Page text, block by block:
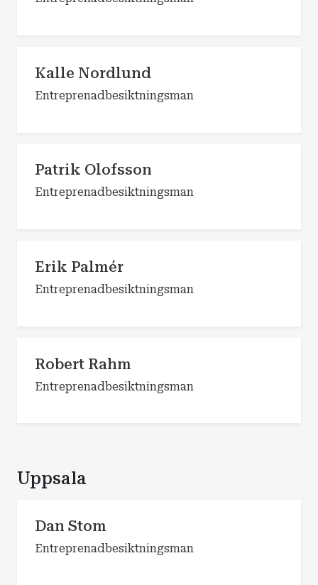
Kalle Nordlund
Entreprenadbesiktningsman
Patrik Olofsson
Entreprenadbesiktningsman
Erik Palmér
Entreprenadbesiktningsman
Robert Rahm
Entreprenadbesiktningsman
Uppsala
Dan Stom
Entreprenadbesiktningsman